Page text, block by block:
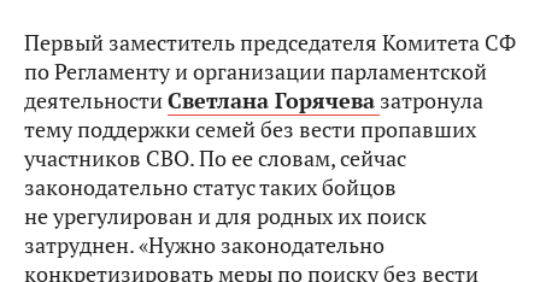
Первый заместитель председателя Комитета СФ
по Регламенту и организации парламентской
деятельностиСветлана Горячева затронула
тему поддержки семей без вести пропавших
участников СВО. По ее словам, сейчас
законодательно статус таких бойцов
не урегулирован и для родных их поиск
затруднен. «Нужно законодательно
конкретизировать меры по поиску без вести